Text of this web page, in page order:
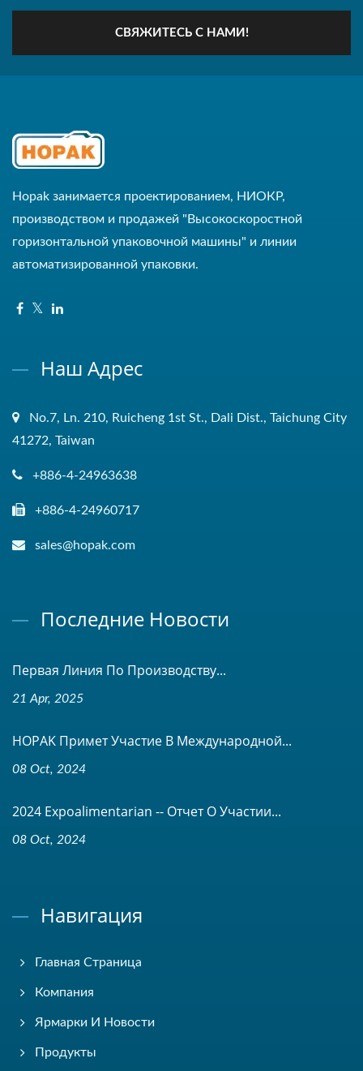
СВЯЖИТЕСЬ С НАМИ!
Hopak занимается проектированием, НИОКР,
производством и продажей "Высокоскоростной
горизонтальной упаковочной машины" и линии
автоматизированной упаковки.
Наш Адрес
No.7, Ln. 210, Ruicheng 1st St., Dali Dist., Taichung City
41272, Taiwan
+886-4-24963638
+886-4-24960717
sales@hopak.com
Последние Новости
Первая Линия По Производству...
21 Apr, 2025
HOPAK Примет Участие В Международной...
08 Oct, 2024
2024 Expoalimentarian -- Отчет О Участии...
08 Oct, 2024
Навигация
Главная Страница
Компания
Ярмарки И Новости
Продукты